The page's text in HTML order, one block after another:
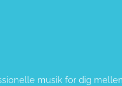
musik for dig